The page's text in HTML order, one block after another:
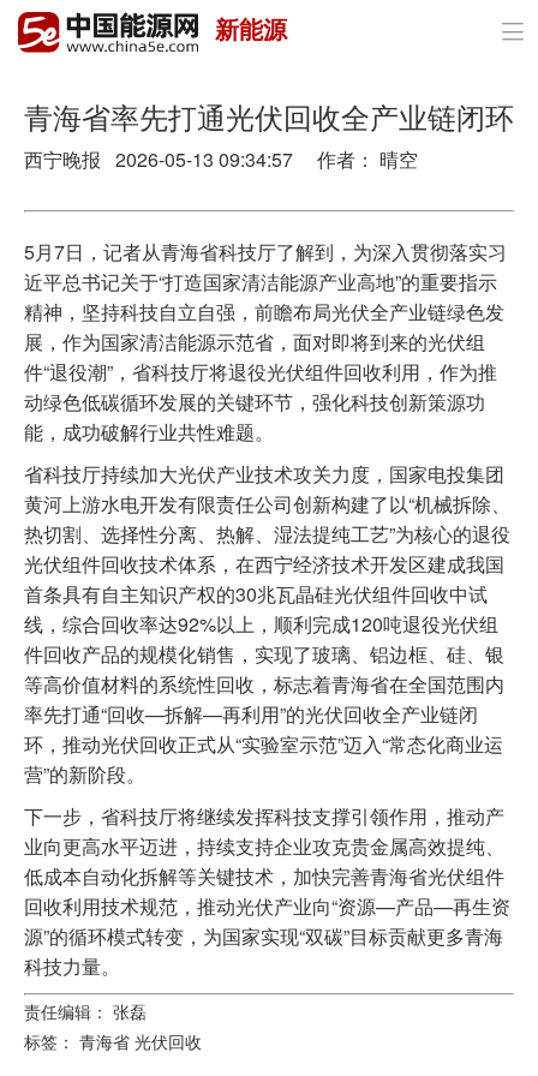
首页
政策与经济
油气
煤炭
电力
新能源
节能环保
分布式能源
新能源 
青海省率先打通光伏回收全产业链闭环
西宁晚报 2026-05-13 09:34:57 作者： 晴空
5月7日，记者从青海省科技厅了解到，为深入贯彻落实习
近平总书记关于“打造国家清洁能源产业高地”的重要指示
精神，坚持科技自立自强，前瞻布局光伏全产业链绿色发
展，作为国家清洁能源示范省，面对即将到来的光伏组
件“退役潮”，省科技厅将退役光伏组件回收利用，作为推
动绿色低碳循环发展的关键环节，强化科技创新策源功
能，成功破解行业共性难题。
省科技厅持续加大光伏产业技术攻关力度，国家电投集团
黄河上游水电开发有限责任公司创新构建了以“机械拆除、
热切割、选择性分离、热解、湿法提纯工艺”为核心的退役
光伏组件回收技术体系，在西宁经济技术开发区建成我国
首条具有自主知识产权的30兆瓦晶硅光伏组件回收中试
线，综合回收率达92%以上，顺利完成120吨退役光伏组
件回收产品的规模化销售，实现了玻璃、铝边框、硅、银
等高价值材料的系统性回收，标志着青海省在全国范围内
率先打通“回收—拆解—再利用”的光伏回收全产业链闭
环，推动光伏回收正式从“实验室示范”迈入“常态化商业运
营”的新阶段。
下一步，省科技厅将继续发挥科技支撑引领作用，推动产
业向更高水平迈进，持续支持企业攻克贵金属高效提纯、
低成本自动化拆解等关键技术，加快完善青海省光伏组件
回收利用技术规范，推动光伏产业向“资源—产品—再生资
源”的循环模式转变，为国家实现“双碳”目标贡献更多青海
科技力量。
责任编辑： 张磊
标签： 青海省 光伏回收